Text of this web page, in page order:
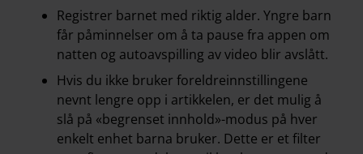
Registrer barnet med riktig alder. Yngre barn
får påminnelser om å ta pause fra appen om
natten og autoavspilling av video blir avslått.
Hvis du ikke bruker foreldreinnstillingene
nevnt lengre opp i artikkelen, er det mulig å
slå på «begrenset innhold»-modus på hver
enkelt enhet barna bruker. Dette er et filter